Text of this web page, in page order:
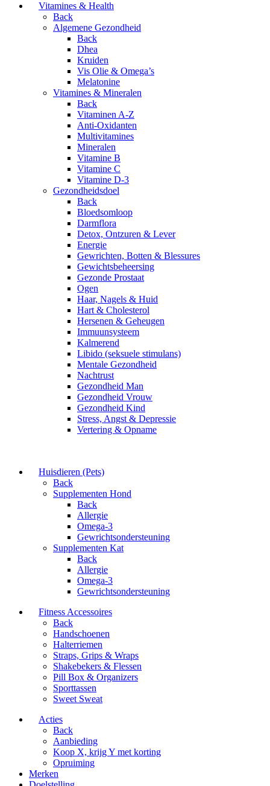
Vitamines & Health
Back
Algemene Gezondheid
Back
Dhea
Kruiden
Vis Olie & Omega’s
Melatonine
Vitamines & Mineralen
Back
Vitaminen A-Z
Anti-Oxidanten
Multivitamines
Mineralen
Vitamine B
Vitamine C
Vitamine D-3
Gezondheidsdoel
Back
Bloedsomloop
Darmflora
Detox, Ontzuren & Lever
Energie
Gewrichten, Botten & Blessures
Gewichtsbeheersing
Gezonde Prostaat
Ogen
Haar, Nagels & Huid
Hart & Cholesterol
Hersenen & Geheugen
Immuunsysteem
Kalmerend
Libido (seksuele stimulans)
Mentale Gezondheid
Nachtrust
Gezondheid Man
Gezondheid Vrouw
Gezondheid Kind
Stress, Angst & Depressie
Vertering & Opname
Huisdieren (Pets)
Back
Supplementen Hond
Back
Allergie
Omega-3
Gewrichtsondersteuning
Supplementen Kat
Back
Allergie
Omega-3
Gewrichtsondersteuning
Fitness Accessoires
Back
Handschoenen
Halterriemen
Straps, Grips & Wraps
Shakebekers & Flessen
Pill Box & Organizers
Sporttassen
Sweet Sweat
Acties
Back
Aanbieding
Koop X, krijg Y met korting
Opruiming
Merken